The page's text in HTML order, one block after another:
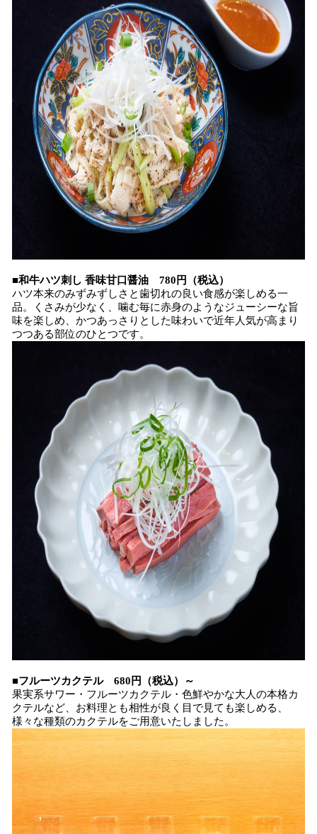
■和牛ハツ刺し 香味甘口醤油 780円（税込）
ハツ本来のみずみずしさと歯切れの良い食感が楽しめる一
品。くさみが少なく、噛む毎に赤身のようなジューシーな旨
味を楽しめ、かつあっさりとした味わいで近年人気が高まり
つつある部位のひとつです。
■フルーツカクテル 680円（税込）～
果実系サワー・フルーツカクテル・色鮮やかな大人の本格カ
クテルなど、お料理とも相性が良く目で見ても楽しめる、
様々な種類のカクテルをご用意いたしました。